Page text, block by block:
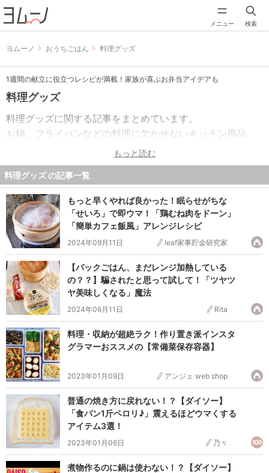
メニュー 検索
ヨムーノ おうちごはん 料理グッズ
1週間の献立に役立つレシピが満載！家族が喜ぶお弁当アイデアも
料理グッズ
もっと読む
料理グッズに関する記事をまとめています。
お鍋、フライパンなどの料理に欠かせないキッチン用品
や、こんな機能があったら便利だなを叶えてくれるアイデ
ィアグッズまで……毎日のお料理を楽しくしてくれる料理グ
ッズをご紹介します。
話題の最新料理グッズ情報も、いちはやくご紹介します
よ。
料理グッズ の記事一覧
もっと早くやれば良かった！眠らせがちな
「せいろ」で即ウマ！「鶏むね肉をドーン」
「簡単カフェ飯風」アレンジレシピ
2024年09月11日 leaf家事貯金研究家
【パックごはん、まだレンジ加熱している
の？？】騙されたと思って試して！「ツヤツ
ヤ美味しくなる」魔法
2024年06月11日 Rita
料理・収納が超絶ラク！作り置き派インスタ
グラマーおススメの【常備菜保存容器】
2023年01月09日 アンジェ web shop
普通の焼き方に戻れない！？【ダイソー】
「食パン1斤ペロリ♪」震えるほどウマくする
アイテム3選！
2023年01月06日 乃々
煮物作るのに鍋は使わない！？【ダイソー】